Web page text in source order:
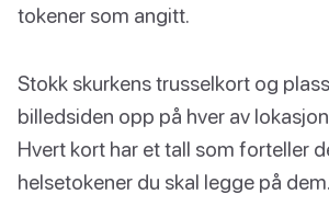
tokener som angitt.
Stokk skurkens trusselkort og
billedsiden opp på hver av
Hvert kort har et tall som forteller
helsetokener du skal legge på dem.